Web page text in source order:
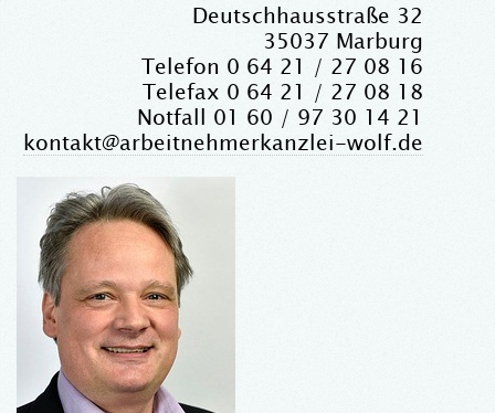
Deutschhausstraße 32
35037 Marburg
Telefon 0 64 21 / 27 08 16
Telefax 0 64 21 / 27 08 18
Notfall 01 60 / 97 30 14 21
kontakt@arbeitnehmerkanzlei-wolf.de